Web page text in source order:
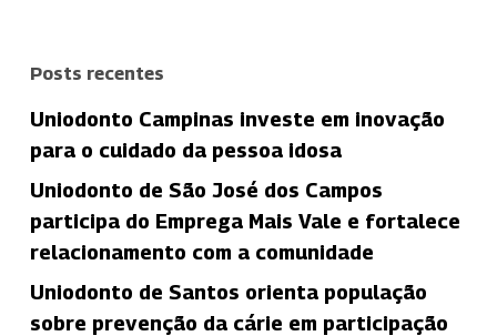
Posts recentes
Uniodonto Campinas investe em inovação
para o cuidado da pessoa idosa
Uniodonto de São José dos Campos
participa do Emprega Mais Vale e fortalece
relacionamento com a comunidade
Uniodonto de Santos orienta população
sobre prevenção da cárie em participação